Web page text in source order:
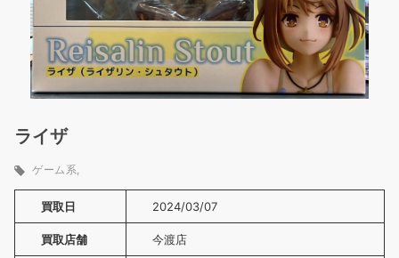
ライザ
ゲーム系
買取日 2024/03/07
買取店舗 今渡店